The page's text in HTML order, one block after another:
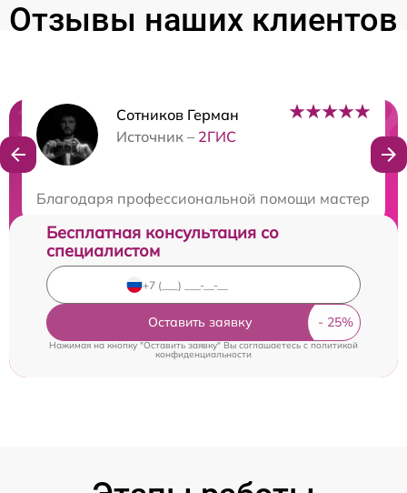
Отзывы наших клиентов
Сотников Герман
Источник – 2ГИС
Благодаря профессиональной помощи
Нужна консультация?
Бесплатная консультация со
специалистом
Оставить заявку
Нажимая на кнопку "Оставить заявку" Вы соглашаетесь c политикой
конфиденциальности